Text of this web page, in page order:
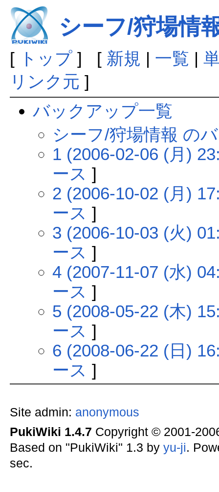
シーフ/狩場情
[ トップ] [ 新規 | 一覧 |
リンク元 ]
バックアップ一覧
シーフ/狩場情報 の
1 (2006-02-06 (月)
ース ]
2 (2006-10-02 (月)
ース ]
3 (2006-10-03 (火)
ース ]
4 (2007-11-07 (水)
ース ]
5 (2008-05-22 (木)
ース ]
6 (2008-06-22 (日)
ース ]
Site admin: anonymous
PukiWiki 1.4.7 Copyright © 2001-
Based on "PukiWiki" 1.3 by yu-ji.
sec.